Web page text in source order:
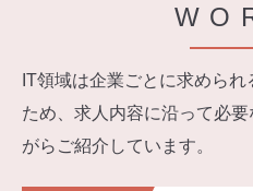
IT領域は企業ごとに求めら
ため、求人内容に沿って必
がらご紹介しています。